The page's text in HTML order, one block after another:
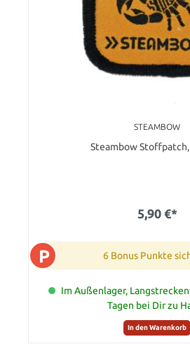
STEAMBOW
Steambow
5,90 €*
P 6 Bonus Punkte
Im Außenlager,
Tagen bei Dir zu
In den Warenkorb